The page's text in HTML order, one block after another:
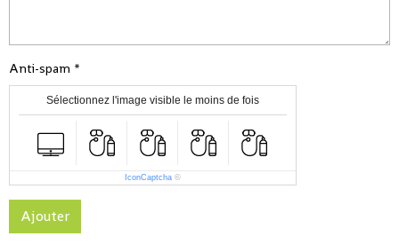
Anti-spam
Sélectionnez l'image visible le moins de fois
IconCaptcha ©
Ajouter